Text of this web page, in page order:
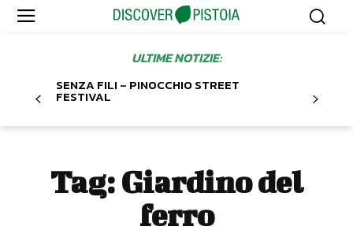
ULTIME NOTIZIE:
SENZA FILI – PINOCCHIO STREET
FESTIVAL
Tag: Giardino del
ferro